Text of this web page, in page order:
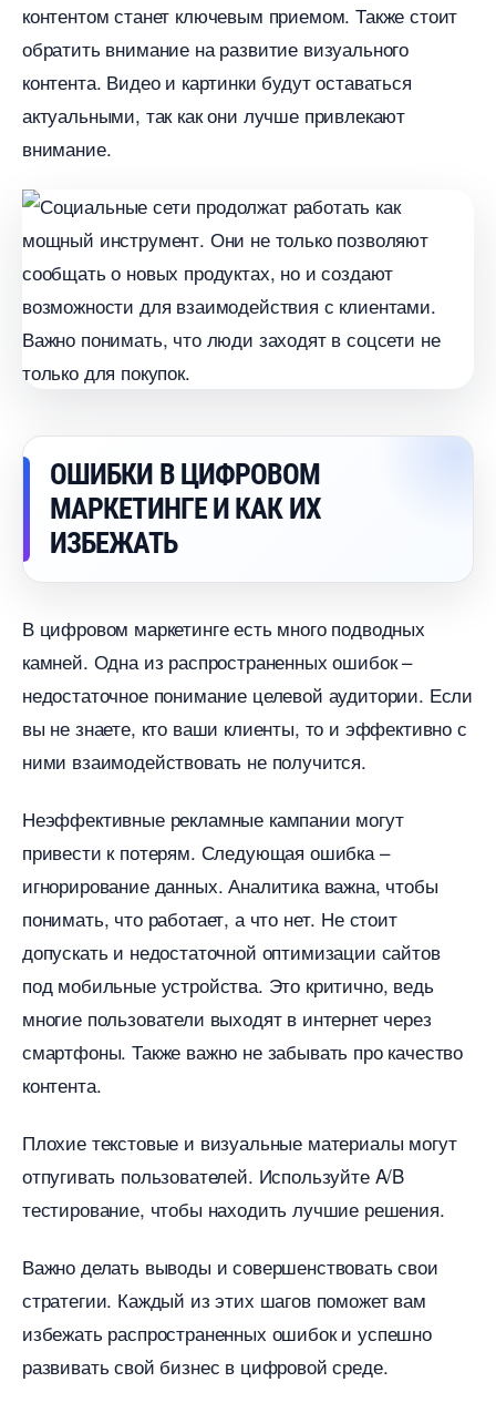
контентом станет ключевым приемом. Также стоит
обратить внимание на развитие визуального
контента. Видео и картинки будут оставаться
актуальными, так как они лучше привлекают
нимание.
ОШИБКИ В ЦИФРОВОМ
МАРКЕТИНГЕ И КАК ИХ
ИЗБЕЖАТЬ
цифровом маркетинге есть много подводных
камней. Одна из распространенных ошибок –
недостаточное понимание целевой аудитории. Если
ы не знаете, кто ваши клиенты, то и эффективно с
ними взаимодействовать не получится.
Неэффективные рекламные кампании могут
привести к потерям. Следующая ошибка –
игнорирование данных. Аналитика важна, чтобы
понимать, что работает, а что нет. Не стоит
допускать и недостаточной оптимизации сайто
под мобильные устройства. Это критично, ведь
многие пользователи выходят в интернет через
смартфоны. Также важно не забывать про качество
контента.
Плохие текстовые и визуальные материалы могут
отпугивать пользователей. Используйте A/B
тестирование, чтобы находить лучшие решения.
ажно делать выводы и совершенствовать свои
стратегии. Каждый из этих шагов поможет вам
избежать распространенных ошибок и успешно
развивать свой бизнес в цифровой среде.